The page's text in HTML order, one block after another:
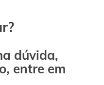
dúvida,
entre em